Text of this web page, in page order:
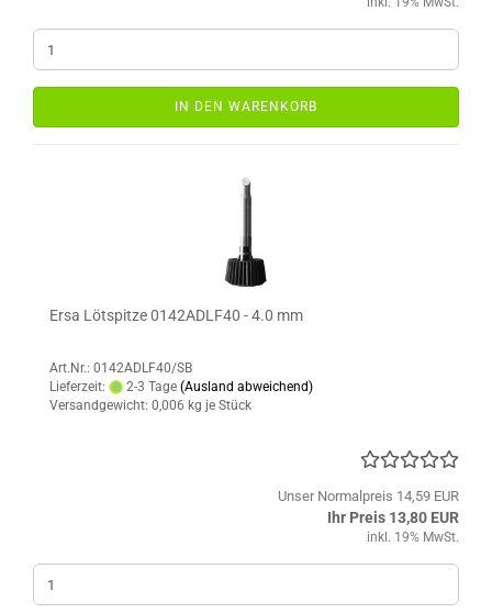
IN DEN WARENKORB
Ersa Lötspitze 0142ADLF40 - 4.0 mm
Art.Nr.: 0142ADLF40/SB
Lieferzeit:
2-3 Tage (Ausland abweichend)
Versandgewicht: 0,006 kg je Stück
Unser Normalpreis 14,59 EUR
Ihr Preis 13,80 EUR
inkl. 19% MwSt.